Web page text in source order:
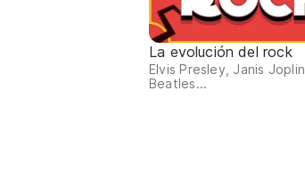
La evolución del rock
Elvis Presley, Janis Joplin,
Beatles...